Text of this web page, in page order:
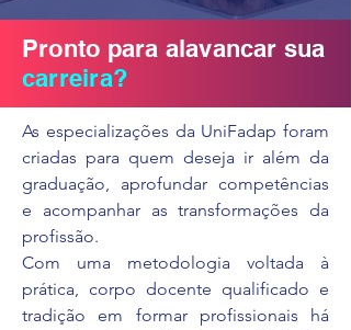
Pronto para alavancar sua
carreira?
As especializações da UniFadap foram
criadas para quem deseja ir além da
graduação, aprofundar competências
e acompanhar as transformações da
profissão.
Com uma metodologia voltada à
prática, corpo docente qualificado e
tradição em formar profissionais há